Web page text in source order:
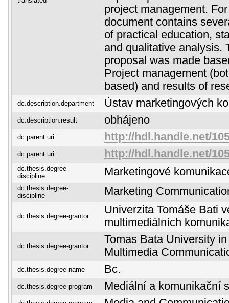
project management.
document contains
of practical education,
and qualitative analysis.
proposal was made
Project management
based) and results of
dc.description.department Ústav marketingových
dc.description.result obhájeno
dc.parent.uri http://hdl.handle.net/
dc.parent.uri http://hdl.handle.net/
dc.thesis.degree-
discipline
Marketingové
dc.thesis.degree-
discipline
Marketing
dc.thesis.degree-grantor
Univerzita Tomáše Bati
multimediálních
dc.thesis.degree-grantor
Tomas Bata University
Multimedia
dc.thesis.degree-name Bc.
dc.thesis.degree-program Mediální a komunikační